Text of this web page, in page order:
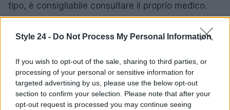
Style 24 - Do Not Process My Personal Information
If you wish to opt-out of the sale, sharing to third parties, or
processing of your personal or sensitive information for
targeted advertising by us, please use the below opt-out
section to confirm your selection. Please note that after your
opt-out request is processed you may continue seeing
tipo, è consigliabile consultare il proprio medico.
Redazione di style24